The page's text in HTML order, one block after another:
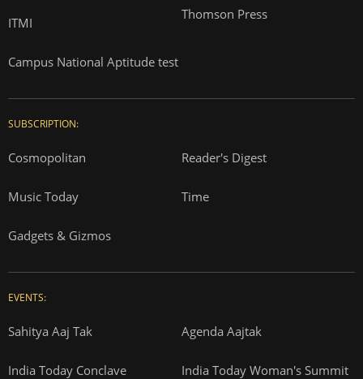
ITMI
Campus National Aptitude test
Thomson Press
SUBSCRIPTION:
Cosmopolitan Reader's Digest
Music Today Time
Gadgets & Gizmos
EVENTS:
Sahitya Aaj Tak Agenda Aajtak
India Today Conclave India Today Woman's Summit